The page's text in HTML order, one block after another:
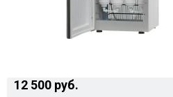
12 500 руб.